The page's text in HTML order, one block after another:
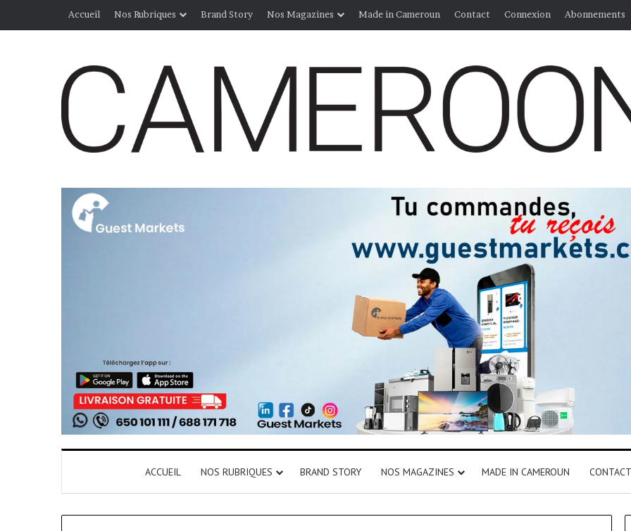
Accueil Nos Rubriques Brand Story Nos Magazines Made in Cameroun Contact Connexion Abonnements
ACCUEIL NOS RUBRIQUES BRAND STORY NOS MAGAZINES MADE IN CAMEROUN CONTACT